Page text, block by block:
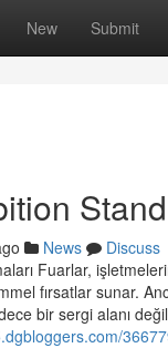
New Submit
Stand
News
Discuss
Fuarlar,
fırsatlar sunar.
bir sergi alanı